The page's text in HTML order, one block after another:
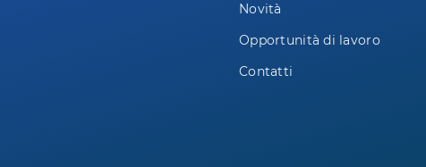
Novità
Opportunità di lavoro
Contatti